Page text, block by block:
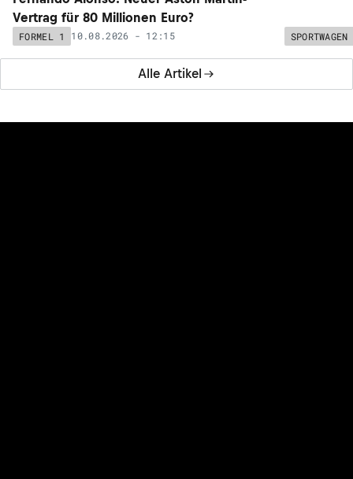
Alle Artikel
Vertrag für 80 Millionen Euro?
FORMEL 1 10.08.2026 - 12:15 SPORTWAGEN